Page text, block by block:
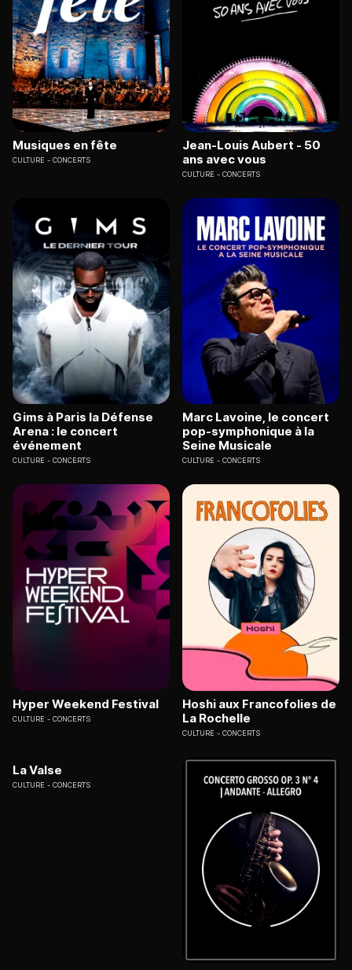
Musiques en fête
CULTURE CONCERTS
Jean-Louis Aubert - 50
ans avec vous
CULTURE CONCERTS
Gims à Paris la Défense
Arena : le concert
événement
CULTURE CONCERTS
Marc Lavoine, le concert
pop-symphonique à la
Seine Musicale
CULTURE CONCERTS
Hyper Weekend Festival
CULTURE CONCERTS
Hoshi aux Francofolies de
La Rochelle
CULTURE CONCERTS
La Valse
CULTURE CONCERTS